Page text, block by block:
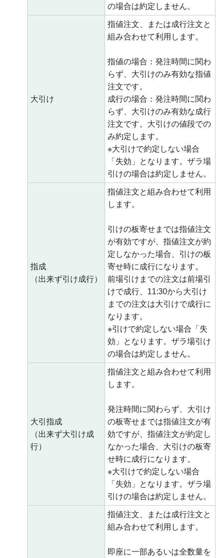
の場合は約定しません。
大引け
指値注文、または成行注文と
組み合わせて利用します。
指値の場合：発注時間に関わ
らず、大引けのみ有効な指値
注文です。
成行の場合：発注時間に関わ
らず、大引けのみ有効な成行
注文です。大引けの値段での
み約定します。
※大引けで約定しない場合
「失効」となります。ザラ場
引けの場合は約定しません。
指成
（出来ず引け成行）
指値注文と組み合わせて利用
します。
引けの板寄せまでは指値注文
が有効ですが、指値注文が約
定しなかった場合、引けの板
寄せ時に成行になります。
前場引けまでの注文は前場引
けで成行、11:30から大引け
までの注文は大引けで成行に
なります。
※引けで約定しない場合「失
効」となります。ザラ場引け
の場合は約定しません。
大引指成
（出来ず大引け成
行）
指値注文と組み合わせて利用
します。
発注時間に関わらず、大引け
の板寄せまでは指値注文が有
効ですが、指値注文が約定し
なかった場合、大引けの板寄
せ時に成行になります。
※大引けで約定しない場合
「失効」となります。ザラ場
引けの場合は約定しません。
指値注文、または成行注文と
組み合わせて利用します。
即座に一部あるいは全数量を